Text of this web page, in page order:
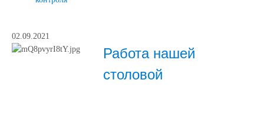
02.09.2021
Работа нашей
столовой